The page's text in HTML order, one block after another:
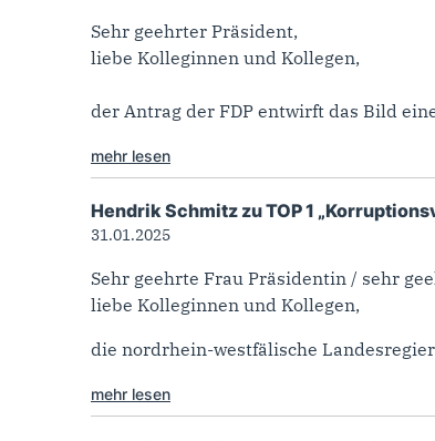
Sehr geehrter Präsident,
liebe Kolleginnen und Kollegen,
der Antrag der FDP entwirft das Bild
mehr lesen
Hendrik Schmitz zu TOP 1
31.01.2025
Sehr geehrte Frau Präsidentin / sehr
liebe Kolleginnen und Kollegen,
die nordrhein-westfälische
mehr lesen